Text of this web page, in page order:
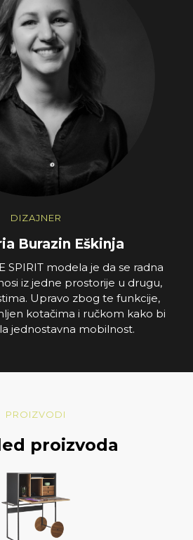
DIZAJNER
Burazin Eškinja
SPIRIT modela je da se radna
iz jedne prostorije u drugu,
Upravo zbog te funkcije,
kotačima i ručkom kako bi
jednostavna mobilnost.
PROIZVODI
proizvoda